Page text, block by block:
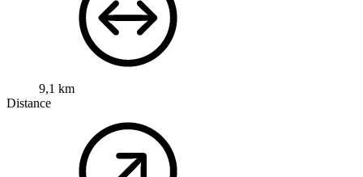
9,1 km
Distance